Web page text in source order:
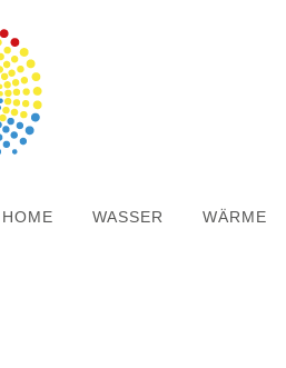
HOME WASSER WÄRME